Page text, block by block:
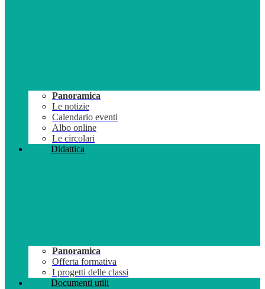
Panoramica
Le notizie
Calendario eventi
Albo online
Le circolari
Didattica
Panoramica
Offerta formativa
I progetti delle classi
Documenti utili